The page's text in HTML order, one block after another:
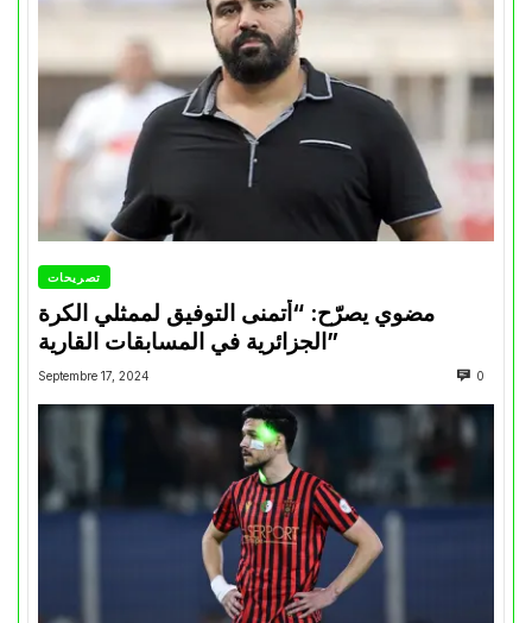
تصريحات
مضوي يصرّح: “أتمنى التوفيق لممثلي الكرة
الجزائرية في المسابقات القارية”
Septembre 17, 2024 0